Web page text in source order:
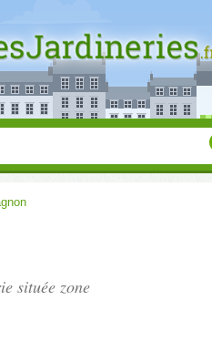
située zone